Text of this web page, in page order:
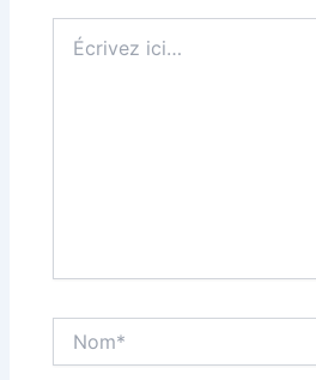
ici…